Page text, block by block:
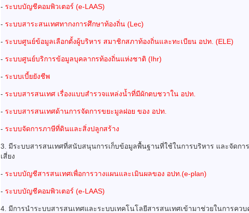
- ระบบบัญชีคอมพิวเตอร์ (e-LAAS)
- ระบบสาระสนเทศทากงการศึกษาท้องถิ่น (Lec)
- ระบบศูนย์ข้อมูลเลือกตั้งผู้บริหาร สมาชิกสภาท้องถิ่นและทะเบียน อปท. (ELE)
- ระบบศูนย์บริการข้อมูลบุคลากรท้องถิ่นแห่งชาติ (Ihr)
- ระบบเบี้ยยังชีพ
- ระบบสารสนเทศ เรื่องแบบสำรวจแหล่งน้ำที่มีผักตบชวาใน อปท.
- ระบบสารสนเทศด้านการจัดการขยะมูลฝอย ของ อปท.
- ระบบจัดการภาษีที่ดินและสิ่งปลูกสร้าง
3. มีระบบสารสนเทศที่สนับสนุนการเก็บข้อมูลพื้นฐานที่ใช้ในการบริหาร และจัดกา
เสี่ยง
- ระบบบัญชีสารสนเทศเพื่อการวางแผนและเมินผลของ อปท.(e-plan)
- ระบบบัญชีคอมพิวเตอร์ (e-LAAS)
4. มีการนำระบบสารสนเทศและระบบเทคโนโลยีสารสนเทศเข้ามาช่วยในการควบ